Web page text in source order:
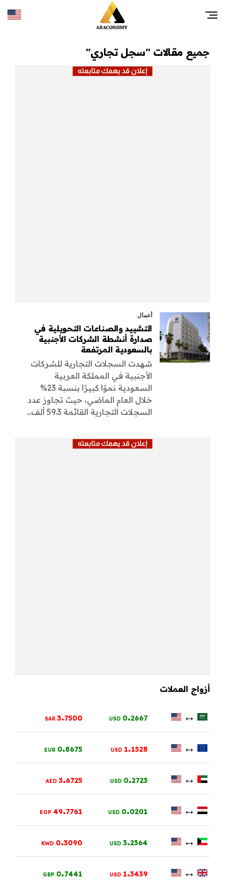
جميع مقالات "سجل تجاري"
أعمال
التشييد والصناعات التحويلية في
صدارة أنشطة الشركات الأجنبية
بالسعودية المرتفعة
شهدت السجلات التجارية للشركات
الأجنبية في المملكة العربية
السعودية نموًا كبيرًا بنسبة 23%
خلال العام الماضي، حيث تجاوز عدد
السجلات التجارية القائمة 59.3 ألف...
أزواج العملات
↔
0.2667
USD
3.7500
SAR
↔
1.1528
USD
0.8675
EUR
↔
0.2723
USD
3.6725
AED
↔
0.0201
USD
49.7761
EGP
↔
3.2364
USD
0.3090
KWD
↔
1.3439
USD
0.7441
GBP